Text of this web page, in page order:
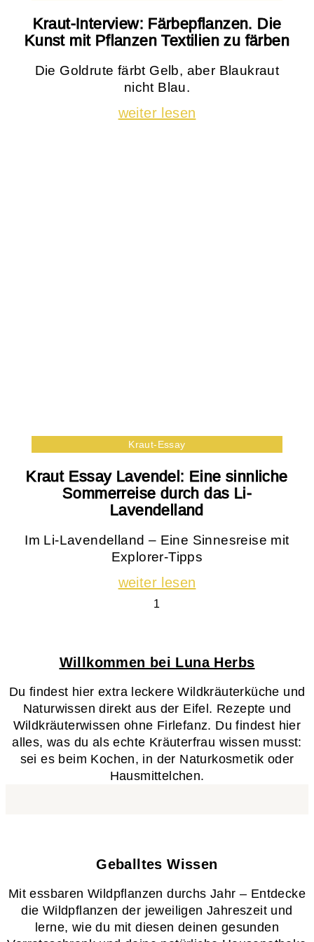
Kraut-Interview: Färbepflanzen. Die
Kunst mit Pflanzen Textilien zu färben
Die Goldrute färbt Gelb, aber Blaukraut
nicht Blau.
weiter lesen
Kraut-Essay
Kraut Essay Lavendel: Eine sinnliche
Sommerreise durch das Li-
Lavendelland
Im Li-Lavendelland – Eine Sinnesreise mit
Explorer-Tipps
weiter lesen
Willkommen bei Luna Herbs
Du findest hier extra leckere Wildkräuterküche und
Naturwissen direkt aus der Eifel. Rezepte und
Wildkräuterwissen ohne Firlefanz. Du findest hier
alles, was du als echte Kräuterfrau wissen musst:
sei es beim Kochen, in der Naturkosmetik oder
Hausmittelchen.
Geballtes Wissen​
Mit essbaren Wildpflanzen durchs Jahr – Entdecke
die Wildpflanzen der jeweiligen Jahreszeit und
lerne, wie du mit diesen deinen gesunden